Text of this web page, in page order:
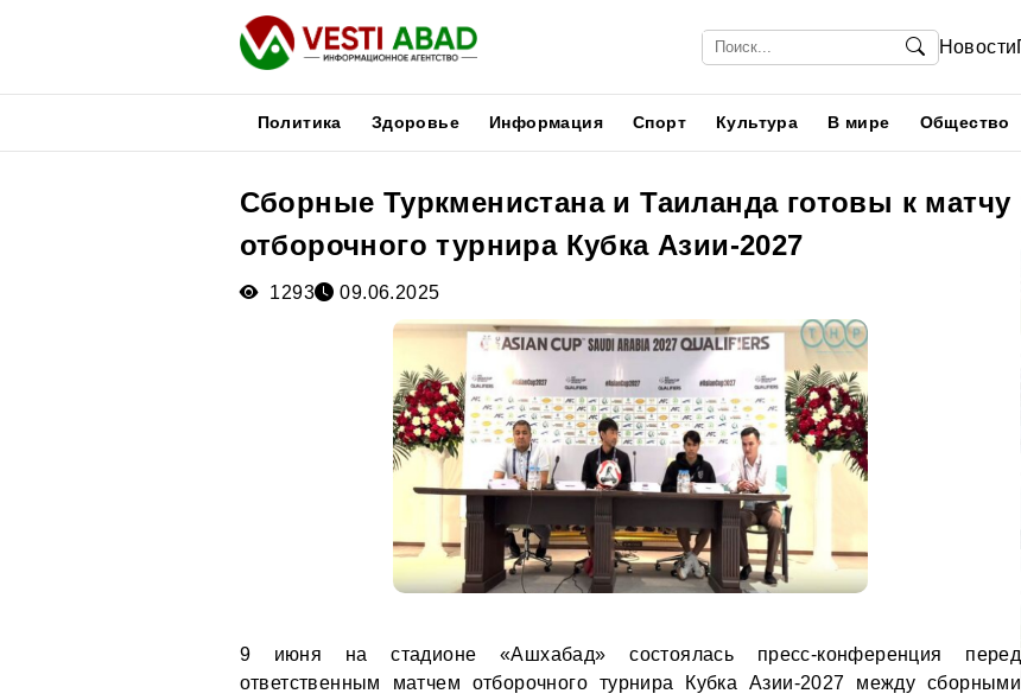
Новости
Политика Здоровье Информация Спорт Культура В мире Общество
Сборные Туркменистана и Таиланда готовы к матчу
отборочного турнира Кубка Азии-2027
1293 09.06.2025
9 июня на стадионе «Ашхабад» состоялась пресс-конференция перед
ответственным матчем отборочного турнира Кубка Азии-2027 между сборными